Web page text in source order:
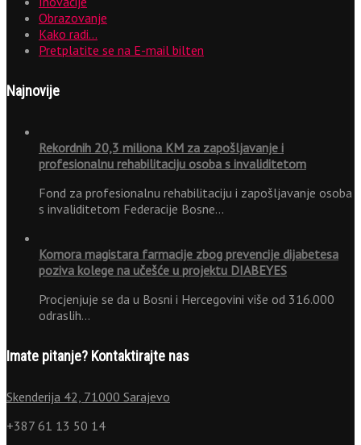
Obrazovanje
Kako radi…
Pretplatite se na E-mail bilten
Najnovije
Rekordnih 20,3 miliona KM za zapošljavanje i
profesionalnu rehabilitaciju osoba s invaliditetom
Fond za profesionalnu rehabilitaciju i zapošljavanje osoba
s invaliditetom Federacije Bosne…
Komora magistara farmacije zbog prevencije dijabetesa
poziva kolege na učešće u projektu DIABEYES
Procjenjuje se da u Bosni i Hercegovini više od 316.000
odraslih…
Imate pitanje? Kontaktirajte nas
Skenderija 42, 71000 Sarajevo
+387 61 13 50 14